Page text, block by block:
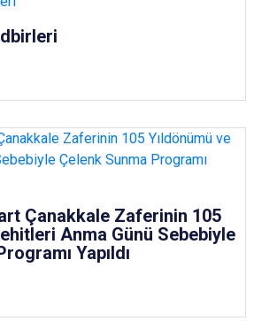
Çanakkale Zaferinin 105
Anma Günü Sebebiyle
Yapıldı